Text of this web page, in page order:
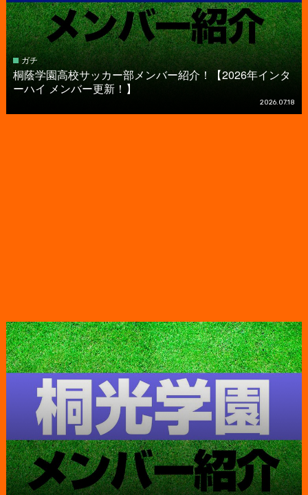
ガチ
桐蔭学園高校サッカー部メンバー紹介！【2026年インタ
ーハイ メンバー更新！】
2026.07.18